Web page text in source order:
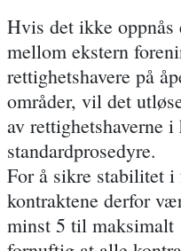
Hvis det ikke
mellom ekstern
rettighetshavere på
områder, vil det
av rettighetshaverne
standardprosedyre.
For å sikre stabilitet
kontraktene derfor
minst 5 til maksimalt